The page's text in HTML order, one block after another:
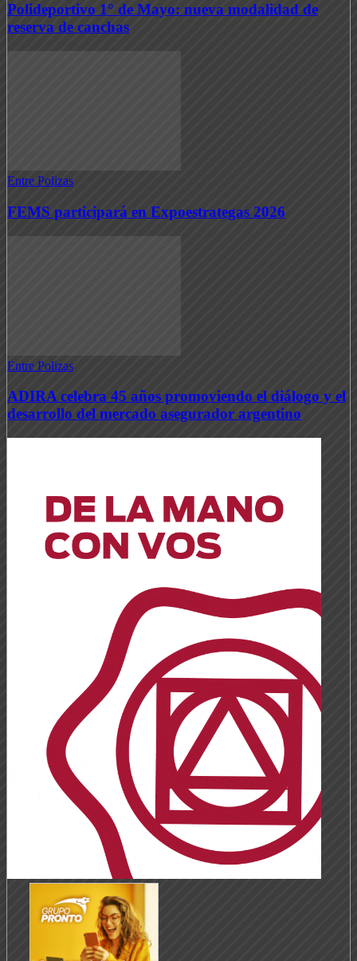
Polideportivo 1° de Mayo: nueva modalidad de
reserva de canchas
Entre Polizas
FEMS participará en Expoestrategas 2026
Entre Polizas
ADIRA celebra 45 años promoviendo el diálogo y el
desarrollo del mercado asegurador argentino